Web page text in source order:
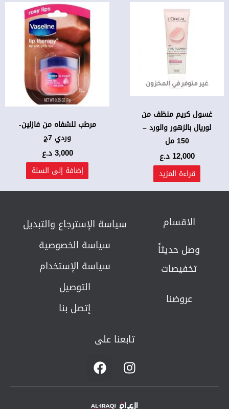
غير متوفر في المخزون
غسول كريم منظف من
لوريال بالزهور والورد –
150 مل
12,000 د.ع
قراءة المزيد
مرطب للشفاه من فازلين-
وردي 7ج
3,000د.ع
إضافة إلى السلة
الاقسام
وصل حديثاً
تخفيصات
عروضنا
سياسة الإسترجاع والتبديل​
سياسة الخصوصية
سياسة الإستخدام
التوصيل
إتصل بنا
تابعنا على
I
n
s
t
F
a
c